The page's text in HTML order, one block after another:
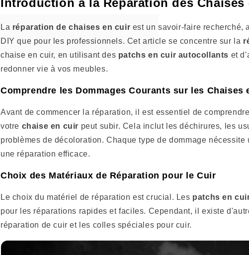
Introduction à la Réparation des Chaises
La réparation de chaises en cuir est un savoir-faire recherché,
DIY que pour les professionnels. Cet article se concentre sur la
chaise en cuir, en utilisant des patchs en cuir autocollants et
redonner vie à vos meubles.
Comprendre les Dommages Courants sur les Chaises
Avant de commencer la réparation, il est essentiel de
votre chaise en cuir peut subir. Cela inclut les déchirures, les
problèmes de décoloration. Chaque type de dommage
une réparation efficace.
Choix des Matériaux de Réparation pour le Cuir
Le choix du matériel de réparation est crucial. Les patchs en
pour les réparations rapides et faciles. Cependant, il existe
réparation de cuir et les colles spéciales pour cuir.